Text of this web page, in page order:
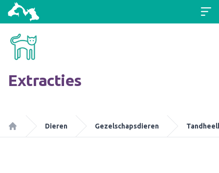
Extracties
Home
Dieren Gezelschapsdieren